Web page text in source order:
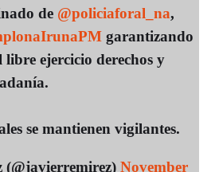
de @policiaforal_na,
garantizando
ejercicio derechos y
se mantienen vigilantes.
November